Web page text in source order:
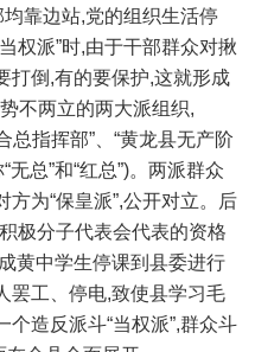
均靠边站,党的组织生活停
权派”时,由于干部群众对揪
打倒,有的要保护,这就形成
不两立的两大派组织,
总指挥部”、“黄龙县无产阶
总”和“红总”)。两派群众
为“保皇派”,公开对立。后
极分子代表会代表的资格
黄中学生停课到县委进行
罢工、停电,致使县学习毛
造反派斗“当权派”,群众斗